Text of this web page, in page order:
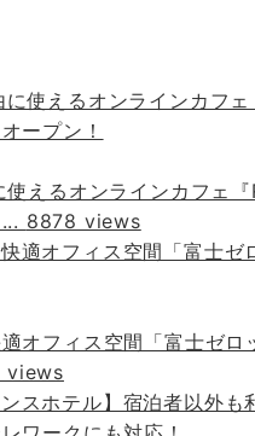
使えるオンラインカフェ
8878 views
オフィス空間「富士ゼ
views